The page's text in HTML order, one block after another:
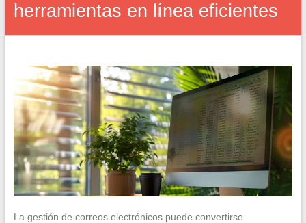
herramientas en línea eficientes
La gestión de correos electrónicos puede convertirse